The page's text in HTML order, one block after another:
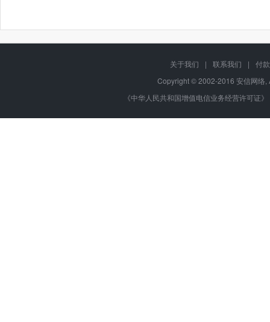
关于我们 | 联系我们 |
付
Copyright © 2002-2016 安信网
《中华人民共和国增值电信业务经营许可